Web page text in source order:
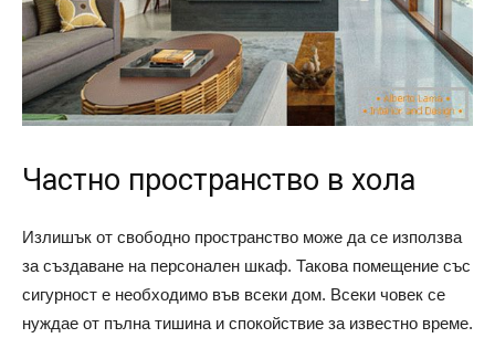
Частно пространство в хола
Излишък от свободно пространство може да се използва
за създаване на персонален шкаф. Такова помещение със
сигурност е необходимо във всеки дом. Всеки човек се
нуждае от пълна тишина и спокойствие за известно време.